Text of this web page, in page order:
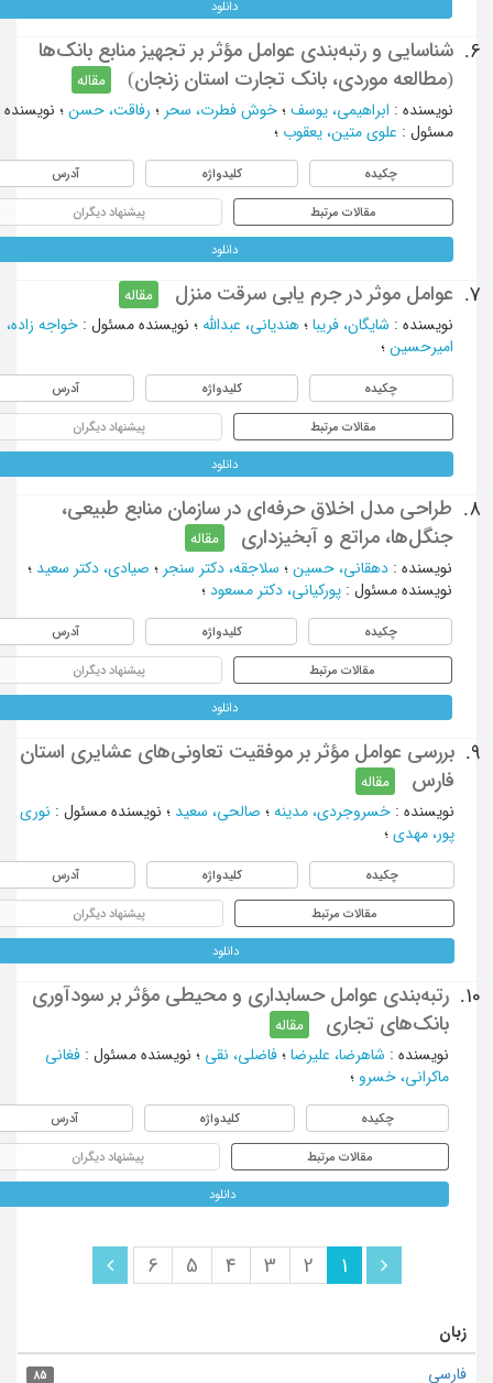
دانلود
6.
شناسایی و رتبه‌بندی عوامل مؤثر بر تجهیز منابع بانک‌ها
(مطالعه موردی، بانک تجارت استان زنجان)
مقاله
نویسنده: ابراهیمی، یوسف؛ خوش فطرت، سحر؛ رفاقت، حسن؛ نویسنده
مسئول : علوی متین، یعقوب؛
چکیده کلیدواژه آدرس
مقالات مرتبط پیشنهاد دیگران
دانلود
7. عوامل موثر در جرم یابی سرقت منزل
مقاله
نویسنده: شایگان، فریبا؛ هندیانی، عبدالله؛ نویسنده مسئول : خواجه زاده،
امیرحسین؛
چکیده کلیدواژه آدرس
مقالات مرتبط پیشنهاد دیگران
دانلود
8.
طراحی مدل اخلاق حرفه‌ای در سازمان منابع طبیعی،
جنگل‌ها، مراتع و آبخیزداری
مقاله
نویسنده: دهقانی، حسین؛ سلاجقه، دکتر سنجر؛ صیادی، دکتر سعید؛
نویسنده مسئول : پورکیانی، دکتر مسعود؛
چکیده کلیدواژه آدرس
مقالات مرتبط پیشنهاد دیگران
دانلود
9.
بررسی عوامل مؤثر بر موفقیت تعاونی‌های عشایری استان
فارس
مقاله
نویسنده: خسروجردی، مدینه؛ صالحی، سعید؛ نویسنده مسئول : نوری
پور، مهدی؛
چکیده کلیدواژه آدرس
مقالات مرتبط پیشنهاد دیگران
دانلود
10.
رتبه‌بندی عوامل حسابداری و محیطی مؤثر بر سودآوری
بانک‌های تجاری
مقاله
نویسنده: شاهرضا، علیرضا؛ فاضلی، نقی ؛ نویسنده مسئول : فغانی
ماکرانی، خسرو؛
چکیده کلیدواژه آدرس
مقالات مرتبط پیشنهاد دیگران
دانلود
1
2
3
4
5
6
زبان
فارسی 85